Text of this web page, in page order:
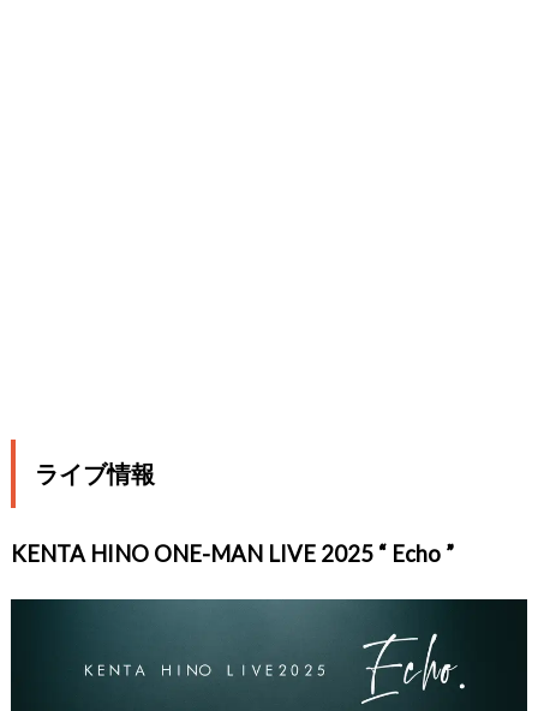
ライブ情報
KENTA HINO ONE-MAN LIVE 2025 “ Echo ”